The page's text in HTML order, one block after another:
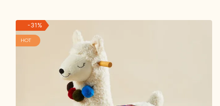
-31 %
HOT